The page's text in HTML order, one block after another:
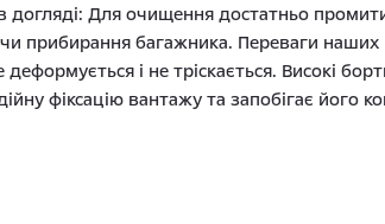
догляді: Для очищення достатньо
багажника. Переваги наших
і не тріскається. Високі
фіксацію вантажу та запобігає